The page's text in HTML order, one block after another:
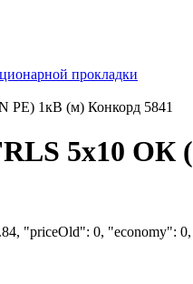
прокладки
PE) 1кВ (м) Конкорд 5841
5х10 ОК
"priceOld": 0, "economy":